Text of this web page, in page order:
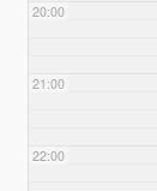
20:00
21:00
22:00